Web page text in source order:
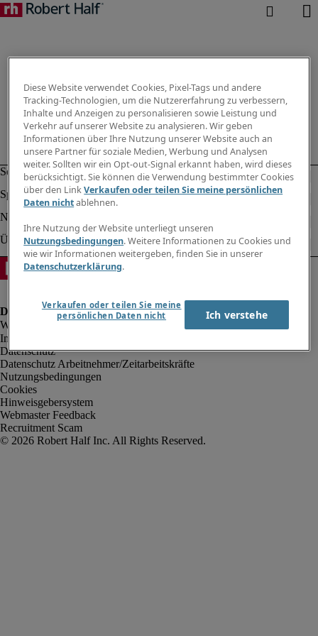
Impressum
Datenschutz
Datenschutz Arbeitnehmer/Zeitarbeitskräfte
Nutzungsbedingungen
Cookies
Hinweisgebersystem
Webmaster Feedback
Recruitment Scam
Diese Website verwendet Cookies, Pixel-Tags und andere
Tracking-Technologien, um die Nutzererfahrung zu verbessern,
Inhalte und Anzeigen zu personalisieren sowie Leistung und
Verkehr auf unserer Website zu analysieren. Wir geben
Informationen über Ihre Nutzung unserer Website auch an
unsere Partner für soziale Medien, Werbung und Analysen
weiter. Sollten wir ein Opt-out-Signal erkannt haben, wird dieses
berücksichtigt. Sie können die Verwendung bestimmter Cookies
über den LinkVerkaufen oder teilen Sie meine persönlichen
Daten nichtablehnen.
Ihre Nutzung der Website unterliegt unseren
Nutzungsbedingungen. Weitere Informationen zu Cookies und
wie wir Informationen weitergeben, finden Sie in unserer
Datenschutzerklärung.
Verkaufen oder teilen Sie meine
persönlichen Daten nicht
Ich verstehe